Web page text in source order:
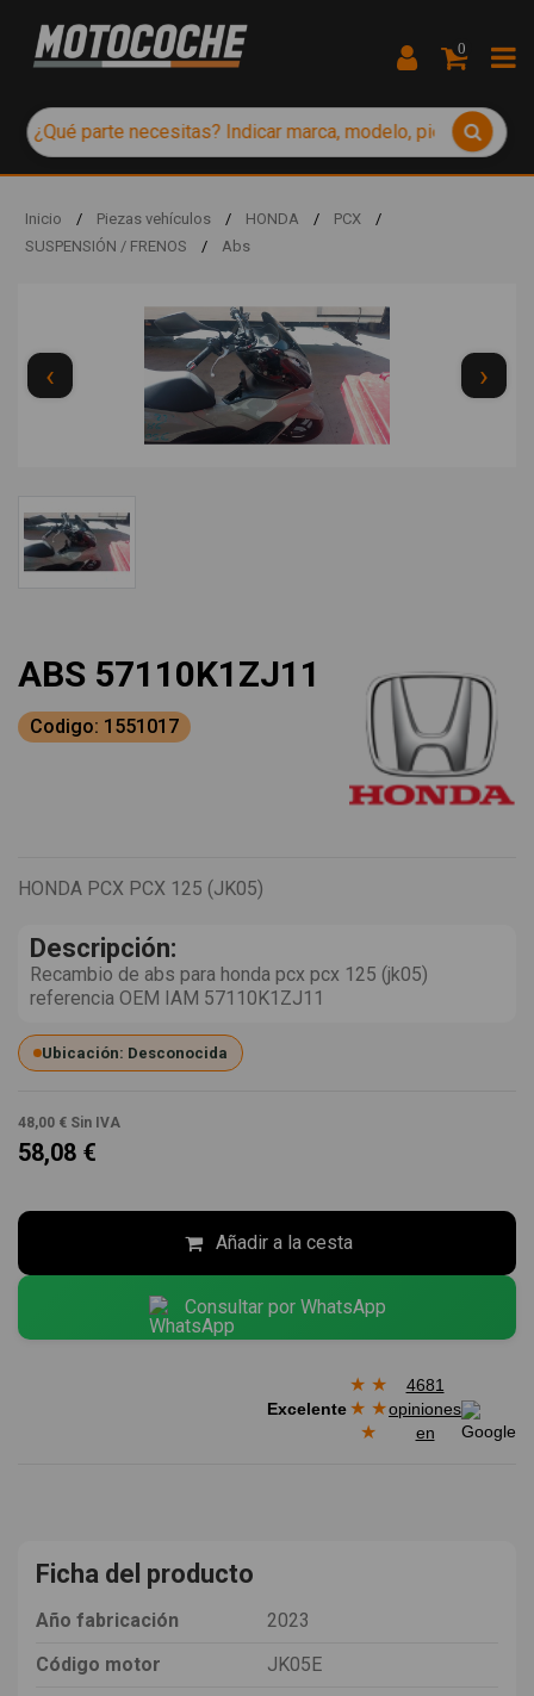
0
Inicio / Piezas vehículos / HONDA / PCX
/
SUSPENSIÓN / FRENOS
/ Abs
‹ ›
ABS 57110K1ZJ11
Codigo: 1551017
HONDA PCX PCX 125 (JK05)
Descripción:
Recambio de abs para honda pcx pcx 125 (jk05)
referencia OEM IAM 57110K1ZJ11
Ubicación: Desconocida
48,00 € Sin IVA
58,08 €
Añadir a la cesta
Consultar por WhatsApp
Excelente
★ ★
★ ★
★
4681
opiniones
en
Ficha del producto
Año fabricación
2023
Código motor
JK05E